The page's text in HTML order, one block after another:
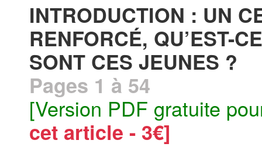
INTRODUCTION : UN
RENFORCÉ, QU’EST-
SONT CES JEUNES ?
Pages 1 à 54
[Version PDF gratuite
cet article - 3€]